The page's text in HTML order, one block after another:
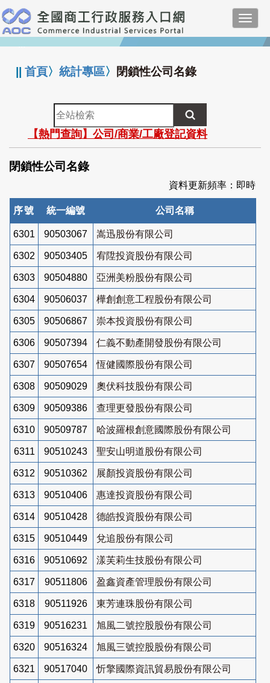
跳
到
主
要
:::
||首頁〉統計專區〉 閉鎖性公司名錄
全
站
檢
索
【熱門查詢】公司/商業/工廠登記資料
閉鎖性公司名錄
資料更新頻率：即時
序號 統一編號 公司名稱
6301 90503067 嵩迅股份有限公司
6302 90503405 宥陞投資股份有限公司
6303 90504880 亞洲美粉股份有限公司
6304 90506037 樺創創意工程股份有限公司
6305 90506867 崇本投資股份有限公司
6306 90507394 仁義不動產開發股份有限公司
6307 90507654 恆健國際股份有限公司
6308 90509029 奧伏科技股份有限公司
6309 90509386 查理更發股份有限公司
6310 90509787 哈波羅根創意國際股份有限公司
6311 90510243 聖安山明道股份有限公司
6312 90510362 展顏投資股份有限公司
6313 90510406 惠達投資股份有限公司
6314 90510428 德皓投資股份有限公司
6315 90510449 兌追股份有限公司
6316 90510692 漾芙莉生技股份有限公司
6317 90511806 盈鑫資產管理股份有限公司
6318 90511926 東芳連珠股份有限公司
6319 90516231 旭風二號控股股份有限公司
6320 90516324 旭風三號控股股份有限公司
6321 90517040 忻擎國際資訊貿易股份有限公司